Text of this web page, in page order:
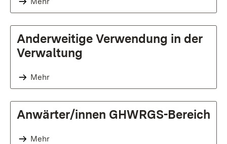
Anderweitige Verwendung in der
Verwaltung
Mehr
Anwärter/innen GHWRGS-Bereich
Mehr